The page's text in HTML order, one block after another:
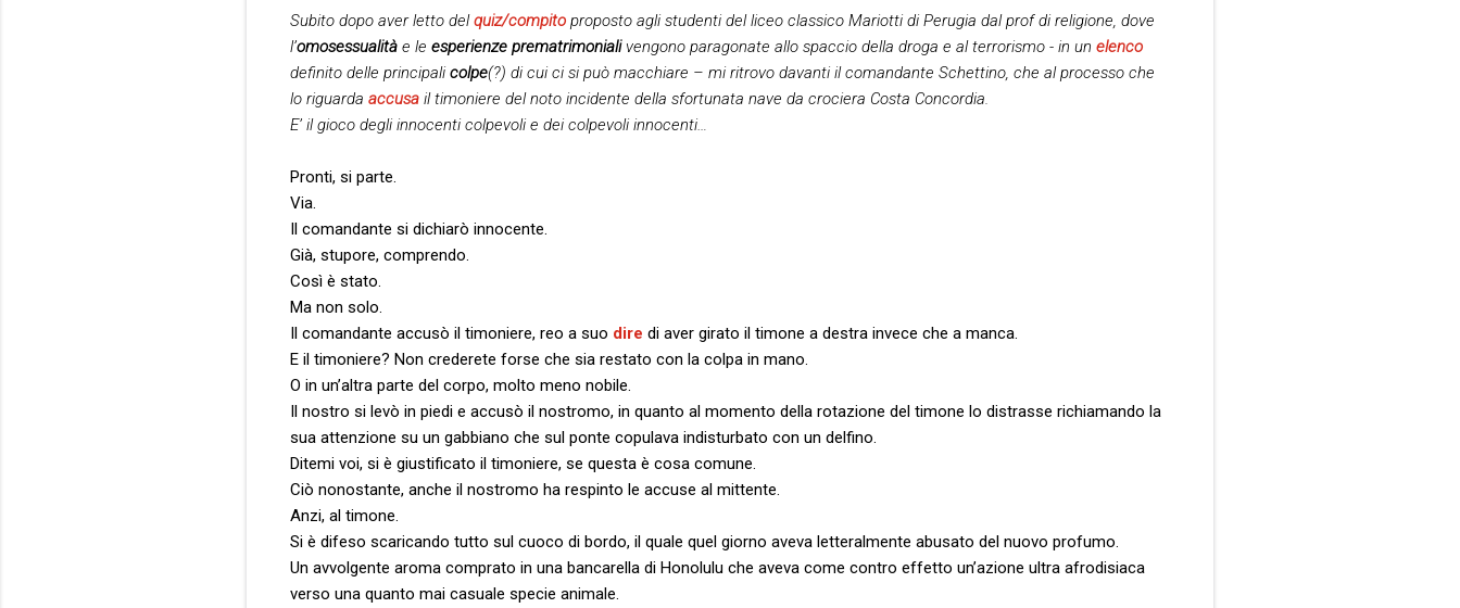
Subito dopo aver letto delquiz/compito proposto agli studenti del liceo classico Mariotti di Perugia dal prof di religione, dove
l’omosessualità e le esperienze prematrimonialivengono paragonate allo spaccio della droga e al terrorismo - in un elenco
definito delle principali colpe(?) di cui ci si può macchiare – mi ritrovo davanti il comandante Schettino, che al processo che
lo riguarda accusa il timoniere del noto incidente della sfortunata nave da crociera Costa Concordia.
E’ il gioco degli innocenti colpevoli e dei colpevoli innocenti…
Pronti, si parte.
Via.
Il comandante si dichiarò innocente.
Già, stupore, comprendo.
Così è stato.
Ma non solo.
Il comandante accusò il timoniere, reo a suo dire di aver girato il timone a destra invece che a manca.
E il timoniere? Non crederete forse che sia restato con la colpa in mano.
O in un’altra parte del corpo, molto meno nobile.
Il nostro si levò in piedi e accusò il nostromo, in quanto al momento della rotazione del timone lo distrasse richiamando la
sua attenzione su un gabbiano che sul ponte copulava indisturbato con un delfino.
Ditemi voi, si è giustificato il timoniere, se questa è cosa comune.
Ciò nonostante, anche il nostromo ha respinto le accuse al mittente.
Anzi, al timone.
Si è difeso scaricando tutto sul cuoco di bordo, il quale quel giorno aveva letteralmente abusato del nuovo profumo.
Un avvolgente aroma comprato in una bancarella di Honolulu che aveva come contro effetto un’azione ultra afrodisiaca
verso una quanto mai casuale specie animale.